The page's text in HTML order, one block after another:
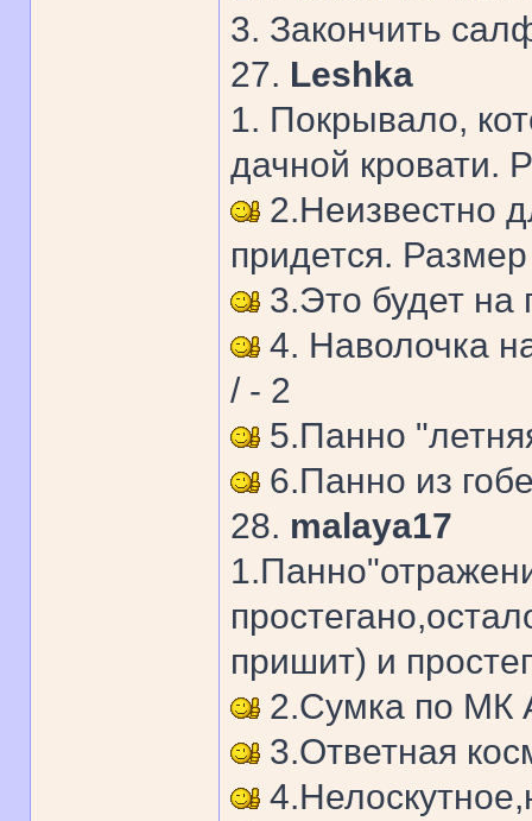
3. Закончить
27. Leshka
1. Покрывало,
дачной кровати.
2.Неизвестно
придется.
3.Это будет на
4. Наволочка
/ - 2
5.Панно
6.Панно из
28. malaya17
пришит) и
2.Сумка по МК
3.Ответная